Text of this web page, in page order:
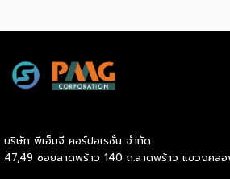
ทางธุรกิจอย่างใกล้ชิดตลอดระยะเวลาสัญ
และร่วมแก้ปัญหาต่างๆ ทำให้ผู้ลงทุนมั่นใจไ
เส้นทางธุรกิจเพียงลำพัง เหตุผลประการ
ให้คำปรึกษาด้านการบริหารการเงิน การป
จ่าย ตลอดจนการจัดการสต๊อกสินค้าอย่าง
การเงินของร้านมีสภาพคล่องที่ดี เพิ่มโอก
DAAT ชี้ว่าผู้เชี่ยวชาญแนะนำให้ธุรกิจจัดส
ไว้สำหรับการสร้างแบรนด์ (Brand
Top of Mind ของผู้บริโภคจะเป็นฝ่ายได้เ
กลับมาคึกคักอีกครั้ง นี่คือจุดที่เครื่องมือ
บริษัท พีเอ็มจี คอร์ปอเรชั่น จำกัด
47,49 ซอยลาดพร้าว 140 ถ.ลาดพร้าว แขวงคลอ